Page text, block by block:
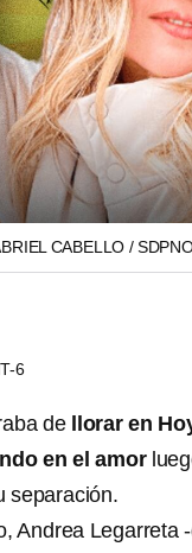
CABELLO /
6
de llorar en
en el amor
separación.
Andrea Legarreta